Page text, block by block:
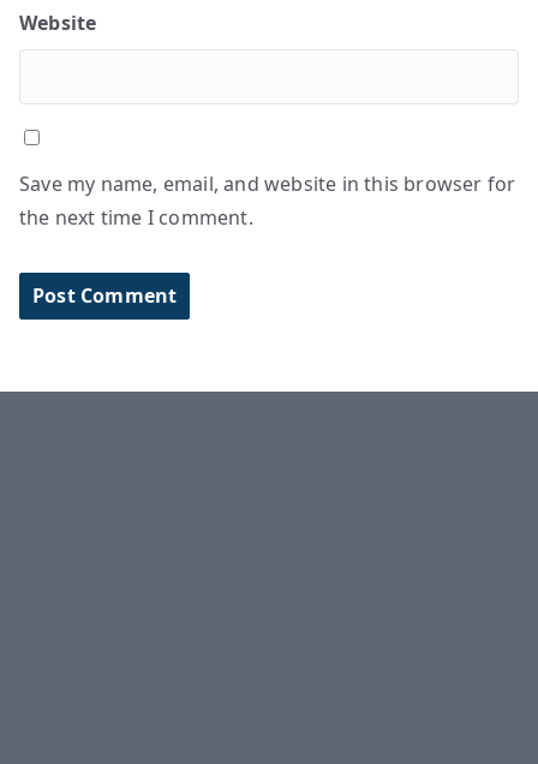
Website
Save my name, email, and website in this browser for
the next time I comment.